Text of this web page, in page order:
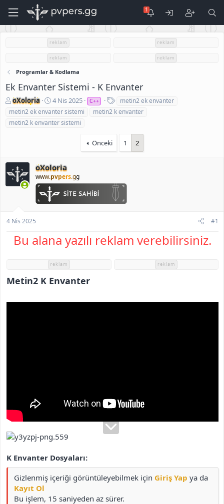
reklam reklam
reklam reklam
Programlar & Kodlama
Ek Envanter Sistemi - K Envanter
K
o
u
i
b
i
oXoloria
B
a
l
ç
t
a
r
4 Nis 2025 C++
t
l
metin2 ek envanter
metin2 ek envanter sistemi
metin2 k envanter
metin2 k envanter sistemi
Önceki 1 2
oXoloria
www.pvpers.gg
4 Nis 2025 #1
Bu alana yazılı reklam verebilirsiniz.
reklam reklam
Metin2 K Envanter​
K Envanter Dosyaları:
Gizlenmiş içeriği görüntüleyebilmek için Giriş Yap ya da
Kayıt Ol
Bu işlem, 15 saniyeden az sürer.